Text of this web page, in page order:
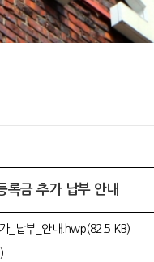
록금 추가 납부 안내
_납부_안내.hwp(82.5 KB)